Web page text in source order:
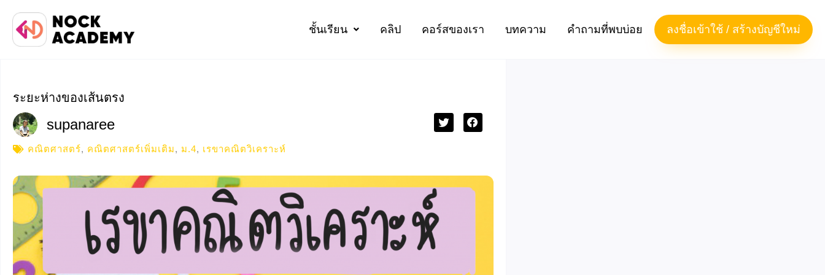
ชั้นเรียน คลิป คอร์สของเรา บทความ คำถามที่พบบ่อย ลงชื่อเข้าใช้ / สร้างบัญชีใหม่
ระยะห่างของเส้นตรง
supanaree
คณิตศาสตร์, คณิตศาสตร์เพิ่มเติม, ม.4, เรขาคณิตวิเคราะห์